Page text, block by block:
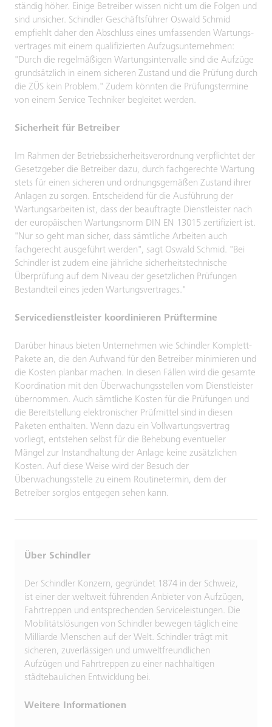
ständig höher. Einige Betreiber wissen nicht um die Folgen und
sind unsicher. Schindler Geschäftsführer Oswald Schmid
empfiehlt daher den Abschluss eines umfassenden Wartungs-
vertrages mit einem qualifizierten Aufzugsunternehmen:
"Durch die regelmäßigen Wartungsintervalle sind die Aufzüge
grundsätzlich in einem sicheren Zustand und die Prüfung durch
die ZÜS kein Problem." Zudem könnten die Prüfungstermine
von einem Service Techniker begleitet werden.
Sicherheit für Betreiber
Im Rahmen der Betriebssicherheitsverordnung verpflichtet der
Gesetzgeber die Betreiber dazu, durch fachgerechte Wartung
stets für einen sicheren und ordnungsgemäßen Zustand ihrer
Anlagen zu sorgen. Entscheidend für die Ausführung der
Wartungsarbeiten ist, dass der beauftragte Dienstleister nach
der europäischen Wartungsnorm DIN EN 13015 zertifiziert ist.
"Nur so geht man sicher, dass sämtliche Arbeiten auch
fachgerecht ausgeführt werden", sagt Oswald Schmid. "Bei
Schindler ist zudem eine jährliche sicherheitstechnische
Überprüfung auf dem Niveau der gesetzlichen Prüfungen
Bestandteil eines jeden Wartungsvertrages."
Servicedienstleister koordinieren Prüftermine
Darüber hinaus bieten Unternehmen wie Schindler Komplett-
Pakete an, die den Aufwand für den Betreiber minimieren und
die Kosten planbar machen. In diesen Fällen wird die gesamte
Koordination mit den Überwachungsstellen vom Dienstleister
übernommen. Auch sämtliche Kosten für die Prüfungen und
die Bereitstellung elektronischer Prüfmittel sind in diesen
Paketen enthalten. Wenn dazu ein Vollwartungsvertrag
vorliegt, entstehen selbst für die Behebung eventueller
Mängel zur Instandhaltung der Anlage keine zusätzlichen
Kosten. Auf diese Weise wird der Besuch der
Überwachungsstelle zu einem Routinetermin, dem der
Betreiber sorglos entgegen sehen kann.
Über Schindler
Der Schindler Konzern, gegründet 1874 in der Schweiz,
ist einer der weltweit führenden Anbieter von Aufzügen,
Fahrtreppen und entsprechenden Serviceleistungen. Die
Mobilitätslösungen von Schindler bewegen täglich eine
Milliarde Menschen auf der Welt. Schindler trägt mit
sicheren, zuverlässigen und umweltfreundlichen
Aufzügen und Fahrtreppen zu einer nachhaltigen
städtebaulichen Entwicklung bei.
Weitere Informationen